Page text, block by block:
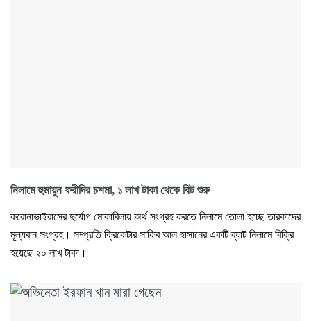
নিলামে হুমায়ুন ফরীদির চশমা, ১ লাখ টাকা থেকে বিট শুরু
করোনাভাইরাসের দুর্যোগ মোকাবিলায় অর্থ সংগ্রহ করতে নিলামে তোলা হচ্ছে তারকাদের
মূল্যবান সংগ্রহ। সম্প্রতি ক্রিকেটার সাকিব আল হাসানের একটি ব্যাট নিলামে বিক্রি
হয়েছে ২০ লাখ টাকা।